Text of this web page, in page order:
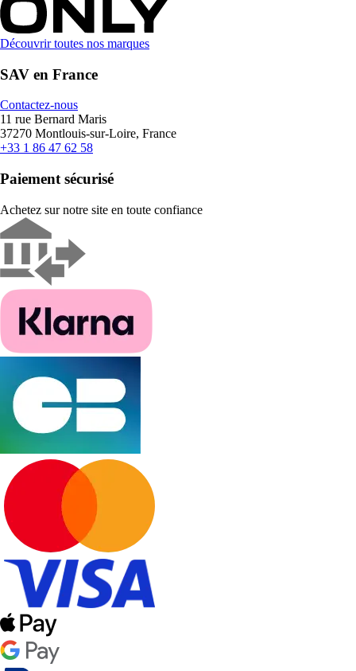
Découvrir toutes nos marques
SAV en France
Contactez-nous
11 rue Bernard Maris
37270 Montlouis-sur-Loire, France
+33 1 86 47 62 58
Paiement sécurisé
Achetez sur notre site en toute confiance